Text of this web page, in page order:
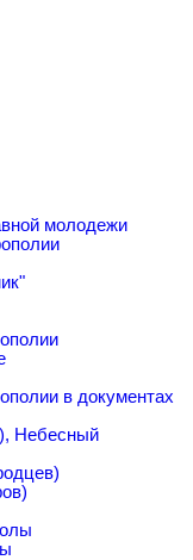
молодежи
в документах
Небесный